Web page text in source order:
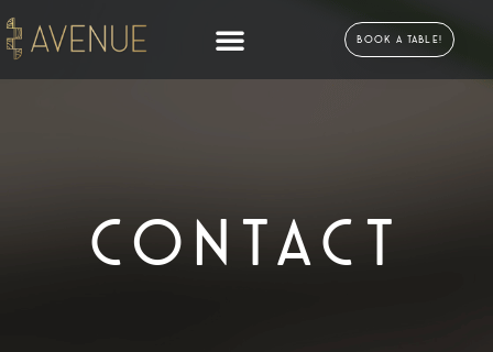
Book a table!
Contact